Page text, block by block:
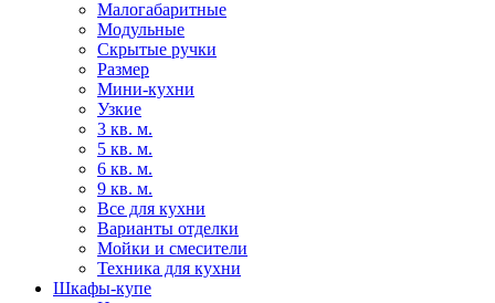
Малогабаритные
Модульные
Скрытые ручки
Размер
Мини-кухни
Узкие
3 кв. м.
5 кв. м.
6 кв. м.
9 кв. м.
Все для кухни
Варианты отделки
Мойки и смесители
Техника для кухни
Шкафы-купе